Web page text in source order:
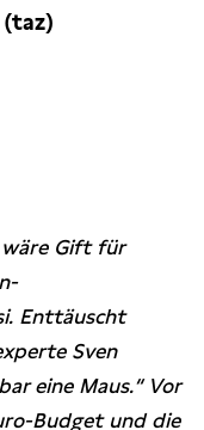
(taz)
wäre Gift für
Enttäuscht
Sven
eine Maus.“ Vor
Budget und die